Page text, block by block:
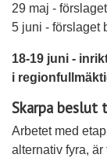
29 maj -
5 juni - förslaget
18-19 juni -
i
Skarpa beslut
Arbetet med
alternativ fyra,